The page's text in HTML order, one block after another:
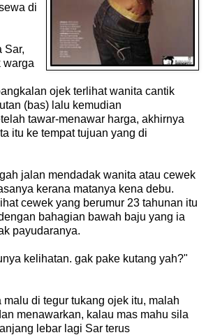
di
Sar,
warga
ojek terlihat wanita cantik
(bas) lalu kemudian
tawar-menawar harga, akhirnya
itu ke tempat tujuan yang di
jalan mendadak wanita atau cewek
kerana matanya kena debu.
cewek yang berumur 23 tahunan itu
bahagian bawah baju yang ia
payudaranya.
kelihatan. gak pake kutang yah?"
di tegur tukang ojek itu, malah
menawarkan, kalau mas mahu sila
lebar lagi Sar terus